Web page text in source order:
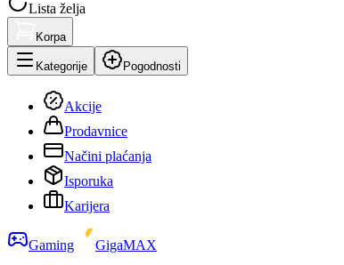
Lista želja
Korpa
Kategorije Pogodnosti
Akcije
Prodavnice
Načini plaćanja
Isporuka
Karijera
Gaming
GigaMAX